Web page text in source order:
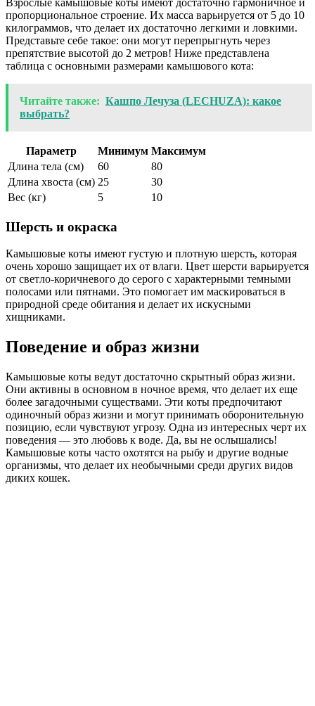
пропорциональное строение. Их масса варьируется от 5 до 10
килограммов, что делает их достаточно легкими и ловкими.
Представьте себе такое: они могут перепрыгнуть через
препятствие высотой до 2 метров! Ниже представлена
таблица с основными размерами камышового кота:
Читайте также: Кашпо Лечуза (LECHUZA): какое
выбрать?
Параметр Минимум Максимум
Длина тела (см)
60
80
Длина хвоста (см) 25
30
Вес (кг)
5 10
Шерсть и окраска
Камышовые коты имеют густую и плотную шерсть, которая
очень хорошо защищает их от влаги. Цвет шерсти варьируется
от светло-коричневого до серого с характерными темными
полосами или пятнами. Это помогает им маскироваться в
природной среде обитания и делает их искусными
хищниками.
Поведение и образ жизни
Камышовые коты ведут достаточно скрытный образ жизни.
Они активны в основном в ночное время, что делает их еще
более загадочными существами. Эти коты предпочитают
одиночный образ жизни и могут принимать оборонительную
позицию, если чувствуют угрозу. Одна из интересных черт их
поведения — это любовь к воде. Да, вы не ослышались!
Камышовые коты часто охотятся на рыбу и другие водные
организмы, что делает их необычными среди других видов
диких кошек.